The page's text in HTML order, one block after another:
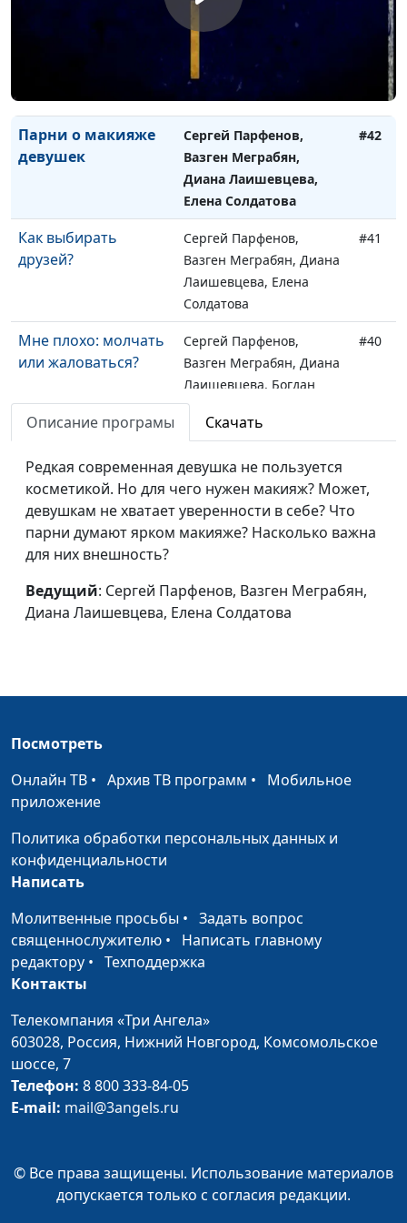
Сергей Парфенов,
Богдан Павлюк, Наталья
Булатова, Надежда
Малышева, Андрей
Карганов
Парни о макияже
девушек
Сергей Парфенов,
Вазген Меграбян,
Диана Лаишевцева,
Елена Солдатова
#42
Как выбирать
друзей?
Сергей Парфенов,
Вазген Меграбян, Диана
Лаишевцева, Елена
Солдатова
#41
Мне плохо: молчать
или жаловаться?
Сергей Парфенов,
Вазген Меграбян, Диана
Лаишевцева, Богдан
Павлюк
#40
соседом по
комнате?
Сергей Парфенов,
Андрей Караульщиков,
Диана Лаишевцева,
Богдан Павлюк
#39
По соображениям
совести
Михаил Титовский,
Наталья Булатова
Титовский, Наталья
Как простить друга?
Богдан Павлюк, Михаил
Как всё успеть?
Булатова
Стоит ли
знакомиться в
Сергей Парфенов,
Булатова
Бесконечная
любовь - миф или
реальность?
Лапшин, Оксана Трусюк,
Описание програмы Скачать
Редкая современная девушка не пользуется
косметикой. Но для чего нужен макияж? Может,
девушкам не хватает уверенности в себе? Что
парни думают ярком макияже? Насколько важна
для них внешность?
Ведущий: Сергей Парфенов, Вазген Меграбян,
Диана Лаишевцева, Елена Солдатова
Посмотреть
Онлайн ТВ • Архив ТВ программ • Мобильное
приложение
Политика обработки персональных данных и
конфиденциальности
Написать
Молитвенные просьбы • Задать вопрос
священнослужителю • Написать главному
редактору • Техподдержка
Контакты
Телекомпания «Три Ангела»
603028, Россия, Нижний Новгород, Комсомольское
шоссе, 7
Телефон: 8 800 333-84-05
E-mail: mail@3angels.ru
© Все права защищены. Использование материалов
допускается только с согласия редакции.